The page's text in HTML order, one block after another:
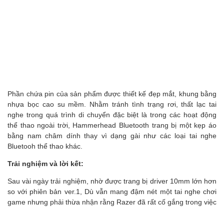
Phần chứa pin của sản phẩm được thiết kế đẹp mắt, khung bằng
nhựa bọc cao su mềm. Nhằm tránh tình trạng rơi, thất lạc tai
nghe trong quá trình di chuyển đặc biệt là trong các hoạt động
thể thao ngoài trời, Hammerhead Bluetooth trang bị một kẹp áo
bằng nam châm dính thay vì dạng gài như các loại tai nghe
Bluetooh thể thao khác.
Trải nghiệm và lời kết:
Sau vài ngày trải nghiệm, nhờ được trang bị driver 10mm lớn hơn
so với phiên bản ver.1, Dù vẫn mang đậm nét một tai nghe chơi
game nhưng phải thừa nhận rằng Razer đã rất cố gắng trong việc